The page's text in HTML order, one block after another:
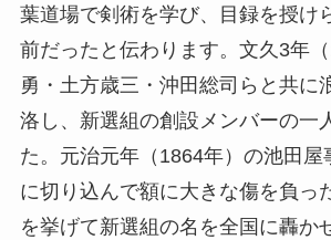
葉道場で剣術を学び、目録を授け
前だったと伝わります。文久3年
勇・土方歳三・沖田総司らと共に
洛し、新選組の創設メンバーの一
た。元治元年（1864年）の池田屋
に切り込んで額に大きな傷を負っ
を挙げて新選組の名を全国に轟か